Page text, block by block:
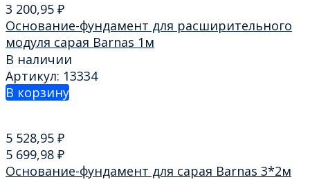
3 200,95 ₽
Основание-фундамент для расширительного
модуля сарая Barnas 1м
В наличии
Артикул: 13334
В корзину
5 528,95 ₽
5 699,98 ₽
Основание-фундамент для сарая Barnas 3*2м